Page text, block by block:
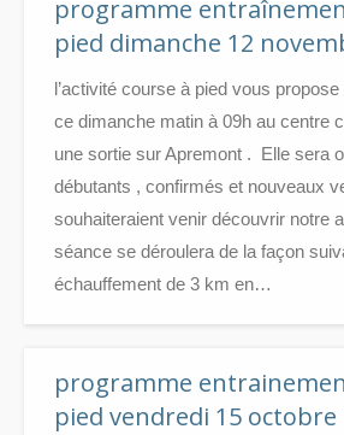
programme
pied dimanche 12
l’activité course à pied vous
ce dimanche matin à 09h au centre
une sortie sur Apremont . Elle sera
débutants , confirmés et nouveaux
souhaiteraient venir découvrir notre
séance se déroulera de la façon
échauffement de 3 km en…
programme
pied vendredi 15 octobre